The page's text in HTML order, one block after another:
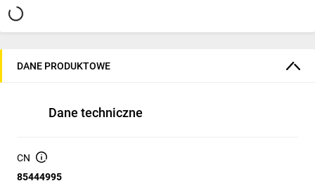
DANE PRODUKTOWE
Dane techniczne
CN
85444995